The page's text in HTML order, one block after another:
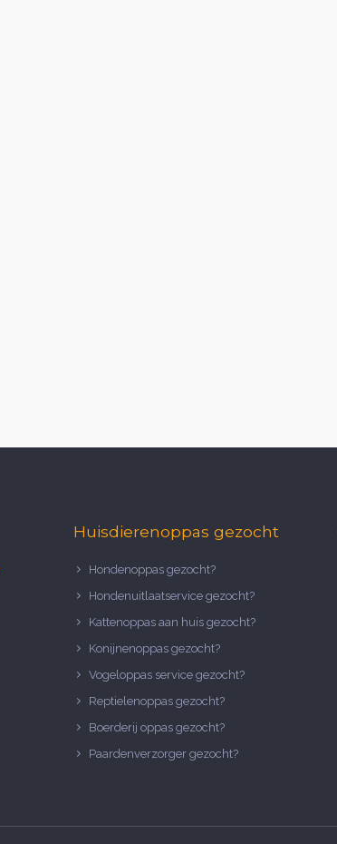
Huisdierenoppas gezocht
Hondenoppas gezocht?
Hondenuitlaatservice gezocht?
Kattenoppas aan huis gezocht?
Konijnenoppas gezocht?
Vogeloppas service gezocht?
Reptielenoppas gezocht?
Boerderij oppas gezocht?
Paardenverzorger gezocht?